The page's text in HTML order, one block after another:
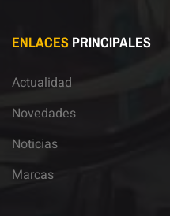
ENLACES PRINCIPALES
Actualidad
Novedades
Noticias
Marcas